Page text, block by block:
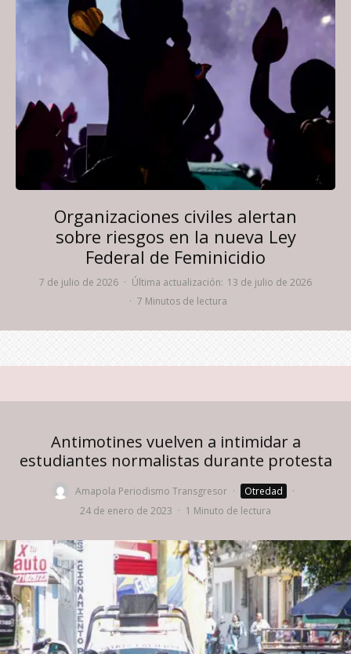
Organizaciones civiles alertan
sobre riesgos en la nueva Ley
Federal de Feminicidio
7 de julio de 2026 · Última actualización: 13 de julio de 2026
· 7 Minutos de lectura
Antimotines vuelven a intimidar a
estudiantes normalistas durante protesta
Amapola Periodismo Transgresor · Otredad
·
24 de enero de 2023 · 1 Minuto de lectura